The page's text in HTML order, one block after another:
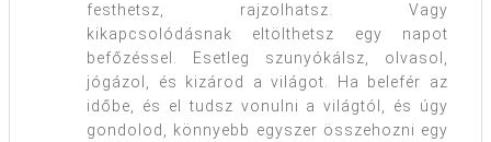
festhetsz, rajzolhatsz. Vagy
kikapcsolódásnak eltölthetsz egy napot
befőzéssel. Esetleg szunyókálsz, olvasol,
jógázol, és kizárod a világot. Ha belefér az
időbe, és el tudsz vonulni a világtól, és úgy
gondolod, könnyebb egyszer összehozni egy